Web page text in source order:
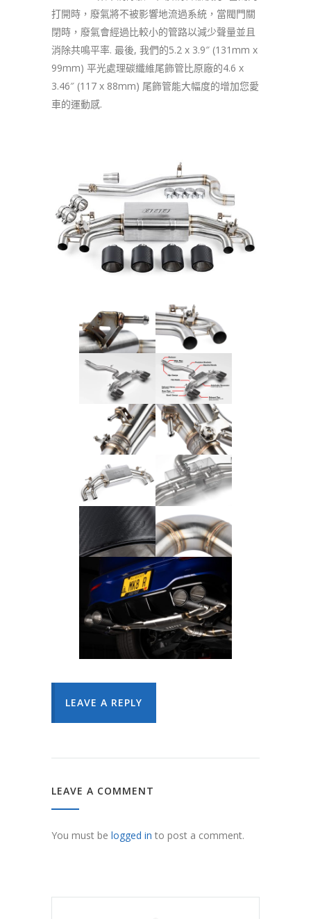
打開時，廢氣將不被影響地流過系統，當閥門關
閉時，廢氣會經過比較小的管路以減少聲量並且
消除共鳴平率. 最後, 我們的5.2 x 3.9″ (131mm x
99mm) 平光處理碳纖維尾飾管比原廠的4.6 x
3.46″ (117 x 88mm) 尾飾管能大幅度的增加您愛
車的運動感.
LEAVE A REPLY
LEAVE A COMMENT
You must be logged in to post a comment.